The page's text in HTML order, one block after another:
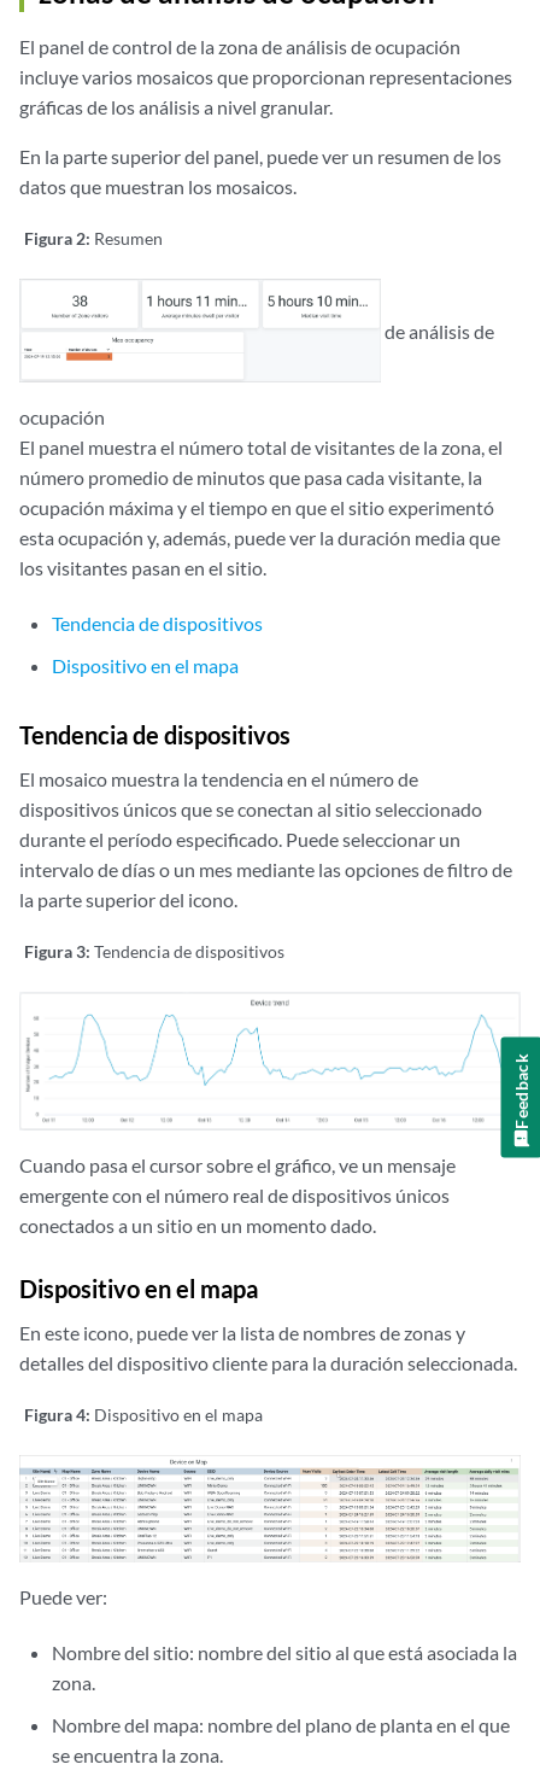
El panel de control de la zona de análisis de ocupación
incluye varios mosaicos que proporcionan representaciones
gráficas de los análisis a nivel granular.
En la parte superior del panel, puede ver un resumen de los
datos que muestran los mosaicos.
Figura 2: Resumen
de análisis de
ocupación
El panel muestra el número total de visitantes de la zona, el
número promedio de minutos que pasa cada visitante, la
ocupación máxima y el tiempo en que el sitio experimentó
esta ocupación y, además, puede ver la duración media que
los visitantes pasan en el sitio.
Tendencia de dispositivos
Dispositivo en el mapa
Tendencia de dispositivos
El mosaico muestra la tendencia en el número de
dispositivos únicos que se conectan al sitio seleccionado
durante el período especificado. Puede seleccionar un
intervalo de días o un mes mediante las opciones de filtro de
la parte superior del icono.
Figura 3: Tendencia de dispositivos
Cuando pasa el cursor sobre el gráfico, ve un mensaje
emergente con el número real de dispositivos únicos
conectados a un sitio en un momento dado.
Dispositivo en el mapa
En este icono, puede ver la lista de nombres de zonas y
detalles del dispositivo cliente para la duración seleccionada.
Figura 4: Dispositivo en el mapa
Puede ver:
Nombre del sitio: nombre del sitio al que está asociada la
zona.
Nombre del mapa: nombre del plano de planta en el que
se encuentra la zona.
Feedback